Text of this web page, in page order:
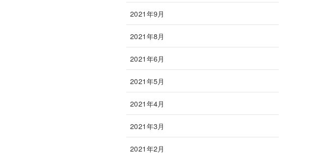
2021年9月
2021年8月
2021年6月
2021年5月
2021年4月
2021年3月
2021年2月